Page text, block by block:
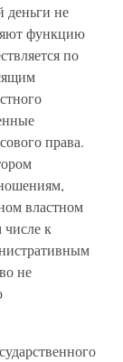
деньги не
функцию
по
права.
властном
к
не